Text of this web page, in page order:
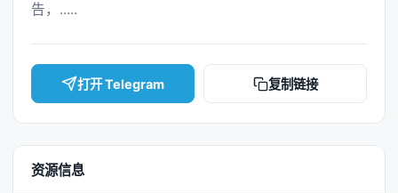
告，.....
打开 Telegram 复制链接
资源信息